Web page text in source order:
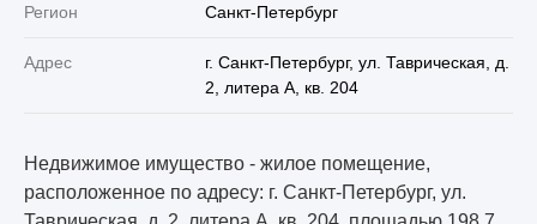
Регион Санкт-Петербург
Адрес
г. Санкт-Петербург, ул. Таврическая, д.
2, литера А, кв. 204
Недвижимое имущество - жилое помещение,
расположенное по адресу: г. Санкт-Петербург, ул.